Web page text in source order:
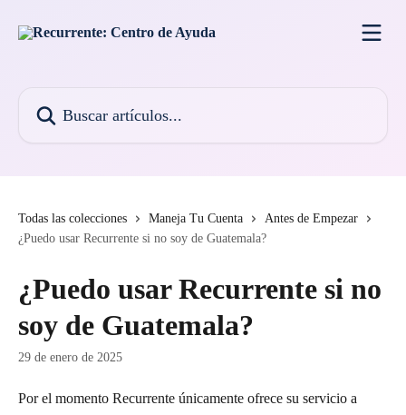
Todas las colecciones Maneja Tu Cuenta
Antes de Empezar
¿Puedo usar Recurrente si no soy de Guatemala?
¿Puedo usar Recurrente si no
soy de Guatemala?
29 de enero de 2025
Por el momento Recurrente únicamente ofrece su servicio a